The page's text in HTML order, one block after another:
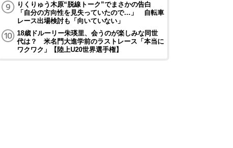
りくりゅう木原“脱線トーク”でまさかの告白
「自分の方向性を見失っていたので…」 自転車
レース出場検討も「向いていない」
18歳ドルーリー朱瑛里、会うのが楽しみな同世
代は？ 米名門大進学前のラストレース「本当に
ワクワク」【陸上U20世界選手権】